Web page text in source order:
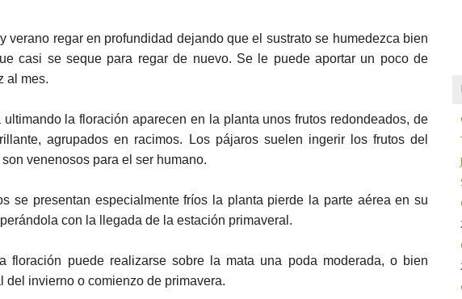
verano regar en profundidad dejando que el sustrato se humedezca bien
casi se seque para regar de nuevo. Se le puede aportar un poco de
al mes.
la floración aparecen en la planta unos frutos redondeados, de
agrupados en racimos. Los pájaros suelen ingerir los frutos del
venenosos para el ser humano.
se presentan especialmente fríos la planta pierde la parte aérea en su
con la llegada de la estación primaveral.
floración puede realizarse sobre la mata una poda moderada, o bien
del invierno o comienzo de primavera.